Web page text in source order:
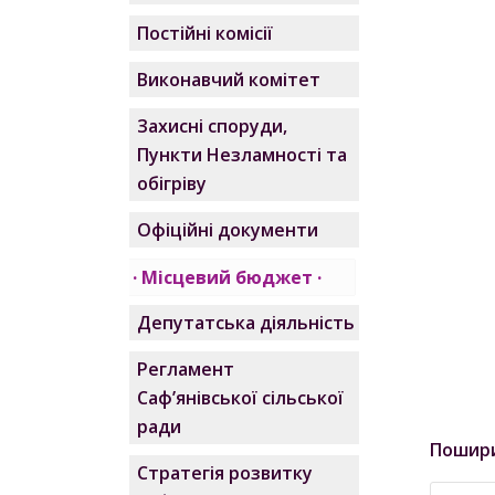
Постійні комісії
Виконавчий комітет
Захисні споруди,
Пункти Незламності та
обігріву
Офіційні документи
Місцевий бюджет
Депутатська діяльність
Регламент
Саф’янівської сільської
ради
Стратегія розвитку